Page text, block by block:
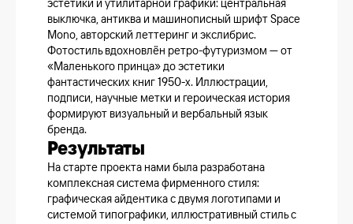
выключка, антиква и машинописный шрифт Space
Mono, авторский леттеринг и экслибрис.
Фотостиль вдохновлён ретро-футуризмом — от
«Маленького принца» до эстетики
фантастических книг 1950-х. Иллюстрации,
подписи, научные метки и героическая история
формируют визуальный и вербальный язык
бренда.
Результаты
На старте проекта нами была разработана
комплексная система фирменного стиля:
графическая айдентика с двумя логотипами и
системой типографики, иллюстративный стиль с